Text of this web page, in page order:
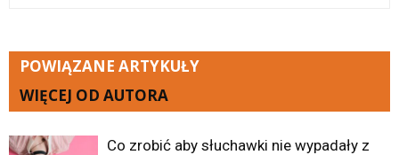
POWIĄZANE ARTYKUŁY
WIĘCEJ OD AUTORA
Co zrobić aby słuchawki nie wypadały z